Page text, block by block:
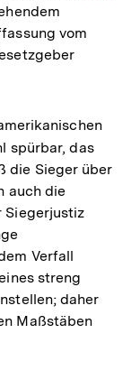
der
vom
spürbar, das
die Sieger über
auch die
Siegerjustiz
Verfall
streng
daher
Maßstäben